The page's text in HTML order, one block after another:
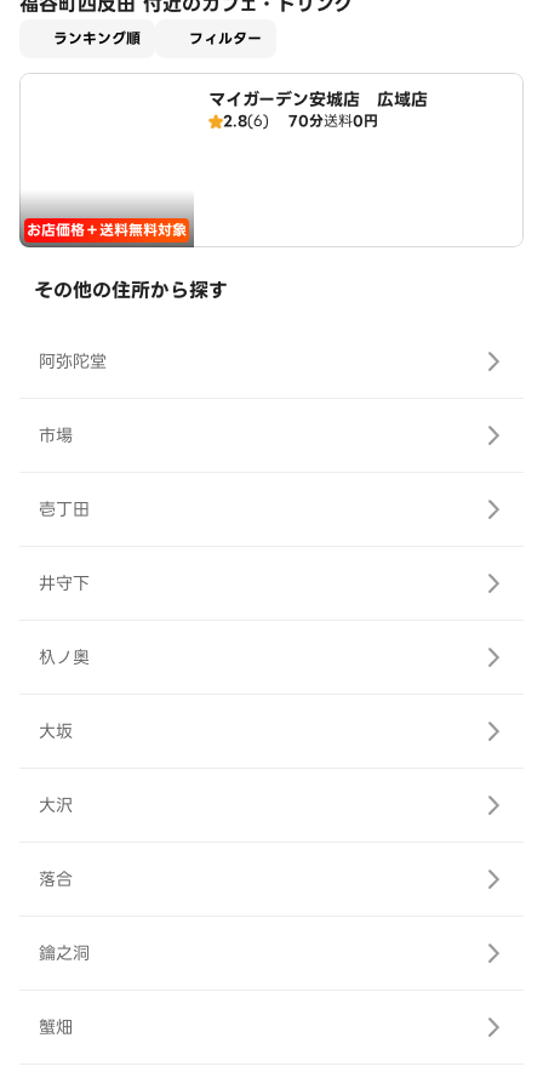
ランキング順 フィルター
お店価格＋送料無料対象
マイガーデン安城店 広域店
2.8(6) 70分送料0円
その他の住所から探す
阿弥陀堂
市場
壱丁田
井守下
杁ノ奥
大坂
大沢
落合
鑰之洞
蟹畑